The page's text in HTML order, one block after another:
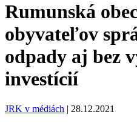
Rumunská
obyvateľov
odpady aj bez
investícií
JRK v médiách | 28.12.2021